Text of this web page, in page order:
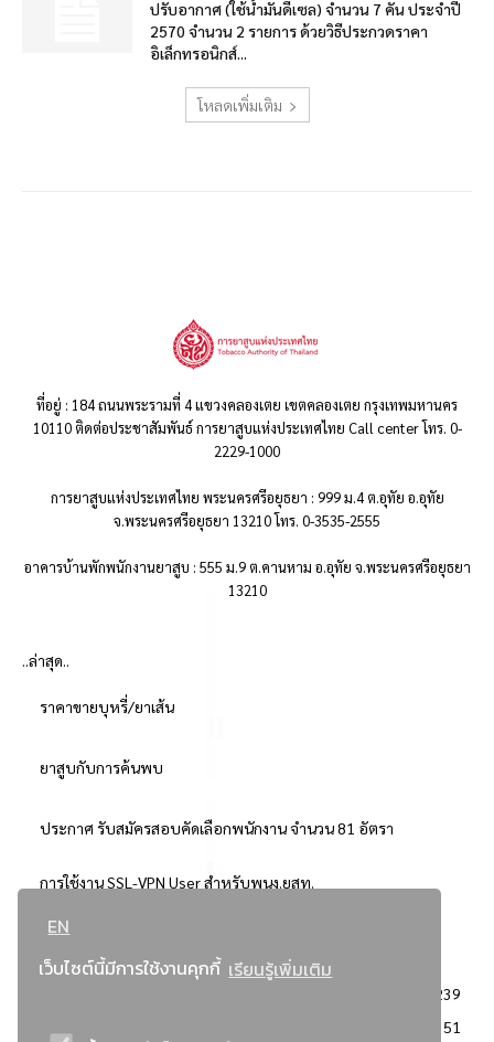
EN
เว็บไซต์นี้มีการใช้งานคุกกี้ เรียนรู้เพิ่มเติม
ปรับอากาศ (ใช้น้ำมันดีเซล) จำนวน 7 คัน ประจำปี
2570 จำนวน 2 รายการ ด้วยวิธีประกวดราคา
อิเล็กทรอนิกส์...
โหลดเพิ่มเติม
ที่อยู่ : 184 ถนนพระรามที่ 4 แขวงคลองเตย เขตคลองเตย กรุงเทพมหานคร
10110 ติดต่อประชาสัมพันธ์ การยาสูบแห่งประเทศไทย Call center โทร. 0-
2229-1000
การยาสูบแห่งประเทศไทย พระนครศรีอยุธยา : 999 ม.4 ต.อุทัย อ.อุทัย
จ.พระนครศรีอยุธยา 13210 โทร. 0-3535-2555
อาคารบ้านพักพนักงานยาสูบ : 555 ม.9 ต.คานหาม อ.อุทัย จ.พระนครศรีอยุธยา
13210
..ล่าสุด..
ราคาขายบุหรี่/ยาเส้น
ยาสูบกับการค้นพบ
ประกาศ รับสมัครสอบคัดเลือกพนักงาน จำนวน 81 อัตรา
การใช้งาน SSL-VPN User สำหรับพนง.ยสท.
..ยอดนิยม..
3239
2351